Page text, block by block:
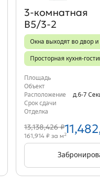
3‑комнатная
В5/3-2
Окна выходят во двор и
Просторная кухня-
Площадь
Объект
Расположение
д.6-7
Срок сдачи
Отделка
13,138,426 ₽
161,914 ₽ за м2